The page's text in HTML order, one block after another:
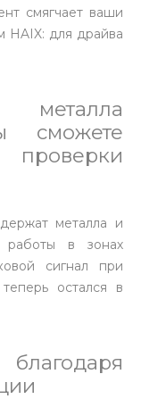
смягчает ваши
HAIX: для драйва
сможете
металла и
работы в зонах
сигнал при
остался в